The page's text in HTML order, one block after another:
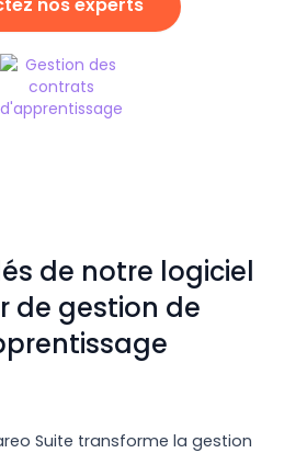
de notre logiciel
de gestion de
Suite transforme la gestion